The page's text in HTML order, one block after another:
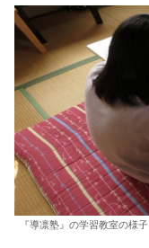
『導凛塾』の学習教室の様子